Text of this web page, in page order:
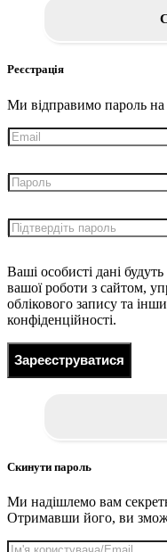
Реєстрація
Ми відправимо пароль
Ваші особисті дані
вашої роботи з сайтом,
облікового запису та
конфіденційності.
Зареєструватися
Скинути пароль
Ми надішлемо вам
Отримавши його, ви